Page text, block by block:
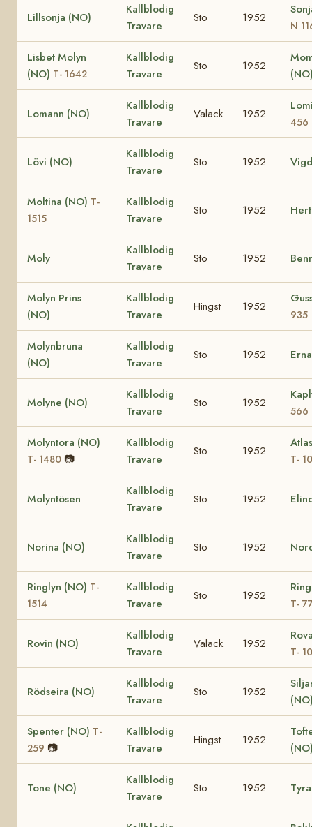
Lillsonja (NO)
Kallblodig
Travare
Sto 1952
N
Lisbet Molyn
(NO) T- 1642
Kallblodig
Travare
Sto 1952
Lomann (NO)
Kallblodig
Travare
Valack 1952
456
Lövi (NO)
Kallblodig
Travare
Sto 1952
Moltina (NO) T-
1515
Kallblodig
Travare
Sto 1952
Moly
Kallblodig
Travare
Sto 1952
Molyn Prins
(NO)
Kallblodig
Travare
Hingst 1952
935
Molynbruna
(NO)
Kallblodig
Travare
Sto 1952
Molyne (NO)
Kallblodig
Travare
Sto 1952
566
Molyntora (NO)
T- 1480 📷
Kallblodig
Travare
Sto 1952
T-
Molyntösen
Kallblodig
Travare
Sto 1952
Norina (NO)
Kallblodig
Travare
Sto 1952
Ringlyn (NO) T-
1514
Kallblodig
Travare
Sto 1952
T-
Rovin (NO)
Kallblodig
Travare
Valack 1952
T-
Rödseira (NO)
Kallblodig
Travare
Sto 1952
Spenter (NO) T-
259 📷
Kallblodig
Travare
Hingst 1952
Tone (NO)
Kallblodig
Travare
Sto 1952